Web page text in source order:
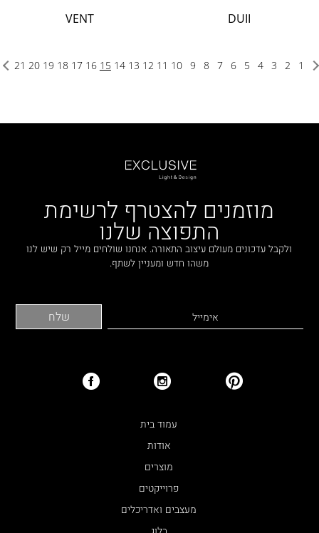
DUII
VENT
1
2
3
4
5
6
7
8
9
10
11
12
13
14
15
16
17
18
19
20
21
מוזמנים להצטרף לרשימת
התפוצה שלנו
ולקבל עדכונים מעולם עיצוב התאורה. אנחנו שולחים מייל רק שיש לנו
משהו חדש ומעניין לשתף.
עמוד בית
אודות
מוצרים
פרוייקטים
מעצבים ואדריכלים